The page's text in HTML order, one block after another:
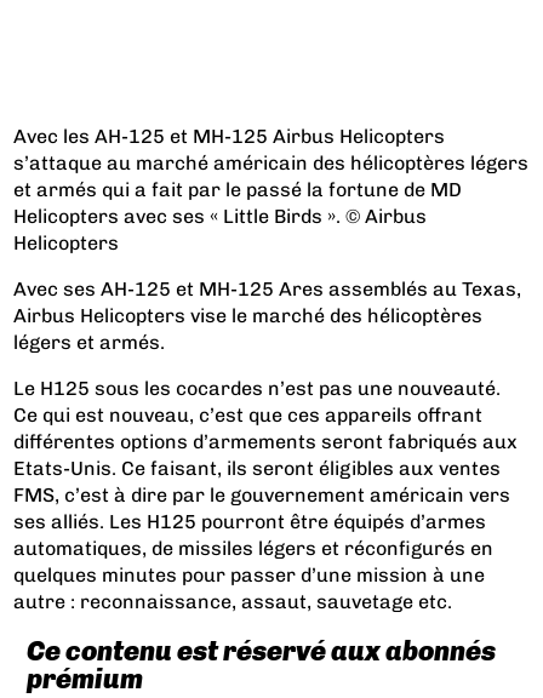
Avec les AH-125 et MH-125 Airbus Helicopters
s’attaque au marché américain des hélicoptères légers
et armés qui a fait par le passé la fortune de MD
Helicopters avec ses « Little Birds ». © Airbus
Helicopters
Avec ses AH-125 et MH-125 Ares assemblés au Texas,
Airbus Helicopters vise le marché des hélicoptères
légers et armés.
Le H125 sous les cocardes n’est pas une nouveauté.
Ce qui est nouveau, c’est que ces appareils offrant
différentes options d’armements seront fabriqués aux
Etats-Unis. Ce faisant, ils seront éligibles aux ventes
FMS, c’est à dire par le gouvernement américain vers
ses alliés. Les H125 pourront être équipés d’armes
automatiques, de missiles légers et réconfigurés en
quelques minutes pour passer d’une mission à une
autre : reconnaissance, assaut, sauvetage etc.
Ce contenu est réservé aux abonnés
prémium